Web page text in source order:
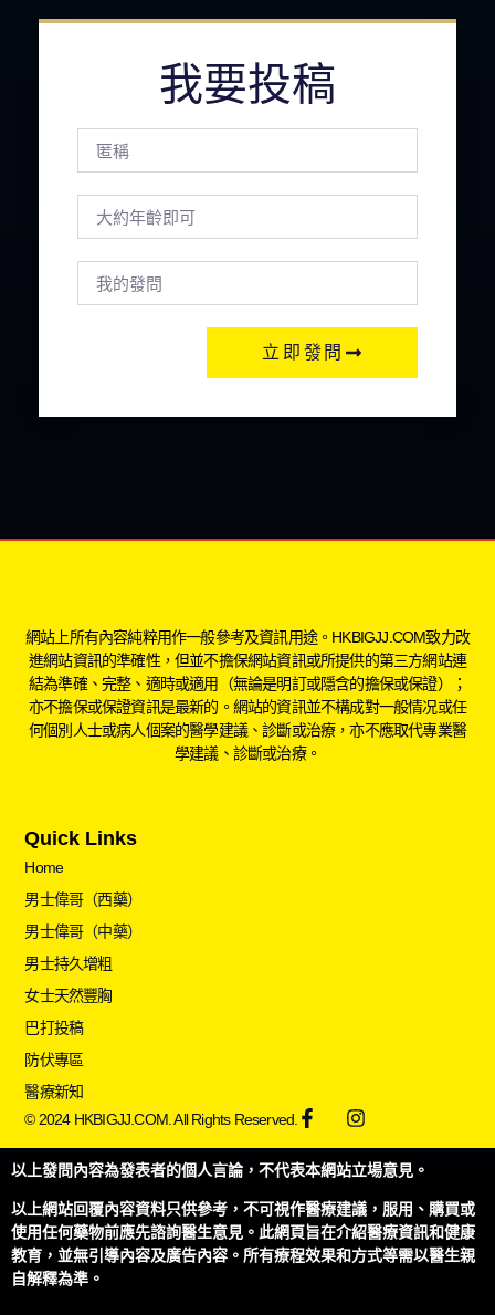
我要投稿
立即發問
網站上所有內容純粹用作一般參考及資訊用途。HKBIGJJ.COM致力改
進網站資訊的準確性，但並不擔保網站資訊或所提供的第三方網站連
結為準確、完整、適時或適用（無論是明訂或隱含的擔保或保證）；
亦不擔保或保證資訊是最新的。網站的資訊並不構成對一般情况或任
何個別人士或病人個案的醫學建議、診斷或治療，亦不應取代專業醫
學建議、診斷或治療。
Quick Links
Home
男士偉哥（西藥）
男士偉哥（中藥）
男士持久增粗
女士天然豐胸
巴打投稿
防伏專區
醫療新知
© 2024 HKBIGJJ.COM. All Rights Reserved.
以上發問內容為發表者的個人言論，不代表本網站立場意見。
以上網站回覆內容資料只供參考，不可視作醫療建議，服用、購買或
使用任何藥物前應先諮詢醫生意見。此網頁旨在介紹醫療資訊和健康
教育，並無引導內容及廣告內容。所有療程效果和方式等需以醫生親
自解釋為準。